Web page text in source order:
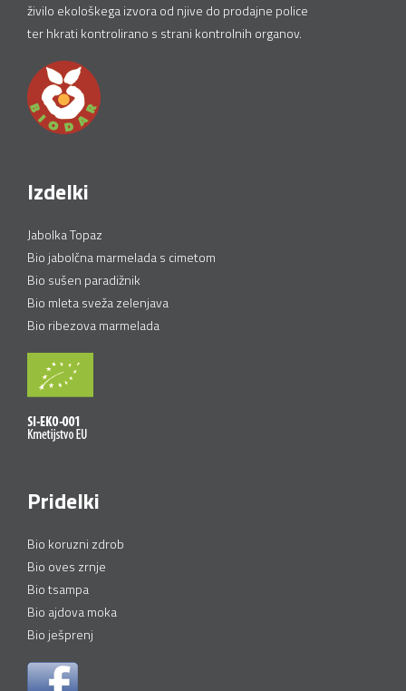
živilo ekološkega izvora od njive do prodajne police
ter hkrati kontrolirano s strani kontrolnih organov.
Izdelki
Jabolka Topaz
Bio jabolčna marmelada s cimetom
Bio sušen paradižnik
Bio mleta sveža zelenjava
Bio ribezova marmelada
Pridelki
Bio koruzni zdrob
Bio oves zrnje
Bio tsampa
Bio ajdova moka
Bio ješprenj